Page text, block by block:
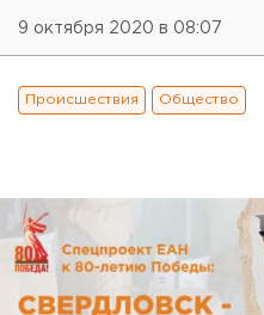
9 октября 2020 в 08:07
Происшествия Общество